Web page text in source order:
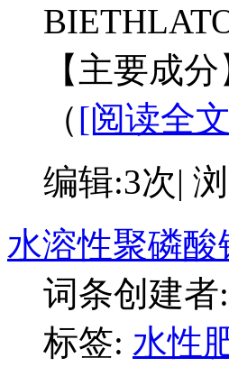
【主要成
（[阅读全
编辑:3次|
水溶性聚磷酸
词条创建者:
标签: 水性